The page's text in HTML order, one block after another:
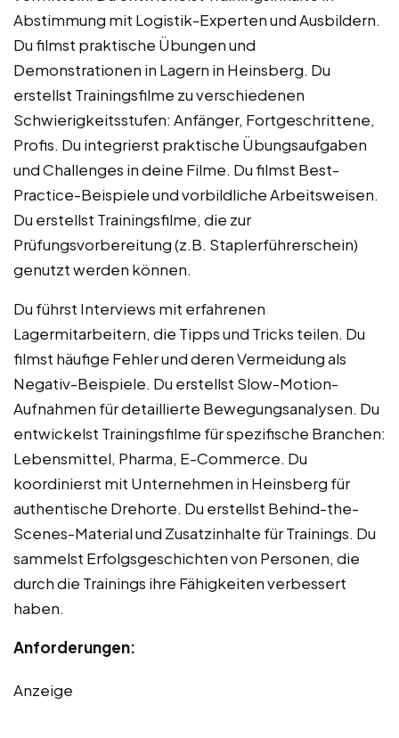
Abstimmung mit Logistik-Experten und Ausbildern.
Du filmst praktische Übungen und
Demonstrationen in Lagern in Heinsberg. Du
erstellst Trainingsfilme zu verschiedenen
Schwierigkeitsstufen: Anfänger, Fortgeschrittene,
Profis. Du integrierst praktische Übungsaufgaben
und Challenges in deine Filme. Du filmst Best-
Practice-Beispiele und vorbildliche Arbeitsweisen.
Du erstellst Trainingsfilme, die zur
Prüfungsvorbereitung (z.B. Staplerführerschein)
genutzt werden können.
Du führst Interviews mit erfahrenen
Lagermitarbeitern, die Tipps und Tricks teilen. Du
filmst häufige Fehler und deren Vermeidung als
Negativ-Beispiele. Du erstellst Slow-Motion-
Aufnahmen für detaillierte Bewegungsanalysen. Du
entwickelst Trainingsfilme für spezifische Branchen:
Lebensmittel, Pharma, E-Commerce. Du
koordinierst mit Unternehmen in Heinsberg für
authentische Drehorte. Du erstellst Behind-the-
Scenes-Material und Zusatzinhalte für Trainings. Du
sammelst Erfolgsgeschichten von Personen, die
durch die Trainings ihre Fähigkeiten verbessert
haben.
Anforderungen:
Anzeige